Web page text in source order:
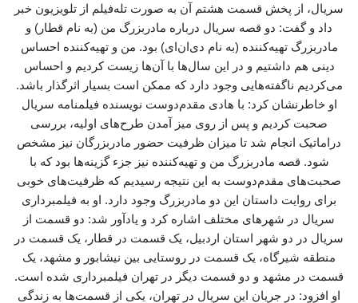
سریال، از پخش قسمت هشتم آن به صورت تله‌فیلم از تلویزیون خبر
داد و گفت: دو قصه سریال درباره مادربزرگ من (به نام قطار) و
مادربزرگ تهیه‌کننده (به نام دی‌ان‌ای) بود. من و تهیه‌کننده احساس
دینی هم داشتیم و در این سال‌ها با آن‌ها زیست کردیم و احساس
می‌کردیم ناگفته‌هایی وجود دارد که ممکن است بسیار اثرگذار باشد.
او خاطرنشان کرد: با هادی مقدم‌دوست نویسنده فیلمنامه سریال
صحبت کردیم و پس از روی میز آمدن طرح‌های اولیه، بررسی
دراماتیک انجام شد تا میزان ظرفیت حضور مادربزرگان نیز مشخص
شود. قصه مادربزرگ من و تهیه‌کننده نیز جزء گزینه‌ها بود که با
صحبت‌های مقدم‌دوست به این نتیجه رسیدیم که ظرفیت‌های خوبی
برای روایت داستان این دو مادربزرگ وجود دارد. او به فیلمبرداری
سریال در شهرهای مختلف اشاره کرد و یادآور شد: دو قسمت از
سریال در دو شهر استان اردبیل، یک قسمت در قطار، یک قسمت در
منطقه شیرگاه، یک قسمت در روستایی بین نیشابور و مشهد، یک
قسمت در مشهد و دو قسمت دیگر در تهران فیلمبرداری شده است.
او افزود: در جریان این سریال در تهران، یکی از قسمت‌ها به زندگی